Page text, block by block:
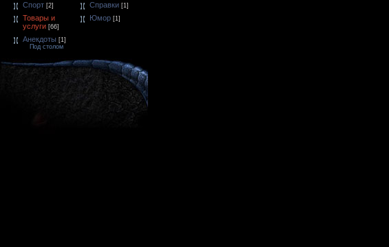
Спорт [2] Справки [1]
Товары и
услуги [66]
Юмор [1]
Анекдоты [1]
Под столом